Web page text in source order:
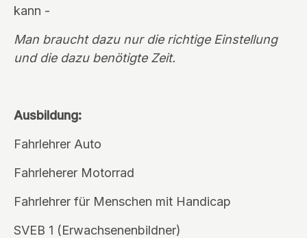
kann -
Man braucht dazu nur die richtige Einstellung
und die dazu benötigte Zeit.
Ausbildung:
Fahrlehrer Auto
Fahrleherer Motorrad
Fahrlehrer für Menschen mit Handicap
SVEB 1 (Erwachsenenbildner)